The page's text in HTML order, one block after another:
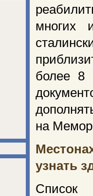
многих
более 8
на
узнать
Список